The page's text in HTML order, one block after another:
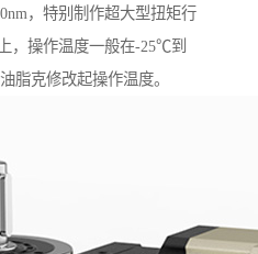
，特别制作超大型扭矩行
，操作温度一般在-25℃到
脂克修改起操作温度。